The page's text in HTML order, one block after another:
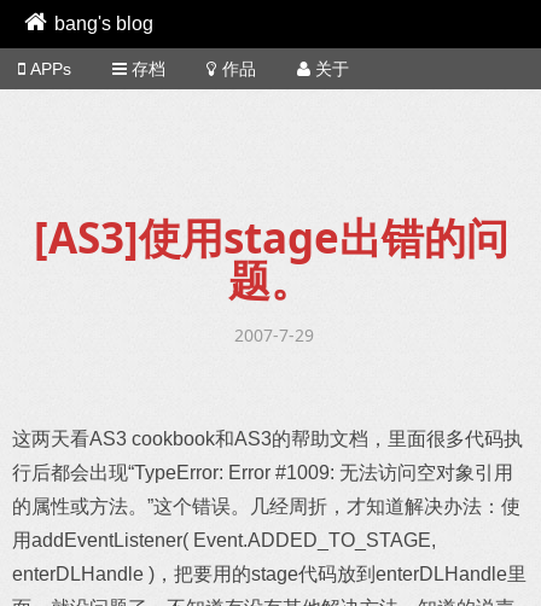
bang's blog
APPs 存档 作品 关于
[AS3]使用stage出错的问
题。
2007-7-29
这两天看AS3 cookbook和AS3的帮助文档，里面很多代码执
行后都会出现“TypeError: Error #1009: 无法访问空对象引用
的属性或方法。”这个错误。几经周折，才知道解决办法：使
用addEventListener( Event.ADDED_TO_STAGE,
enterDLHandle )，把要用的stage代码放到enterDLHandle里